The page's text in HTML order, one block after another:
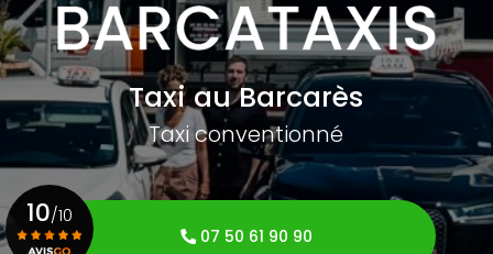
Taxi au Barcarès
Taxi conventionné
07 50 61 90 90
10/10